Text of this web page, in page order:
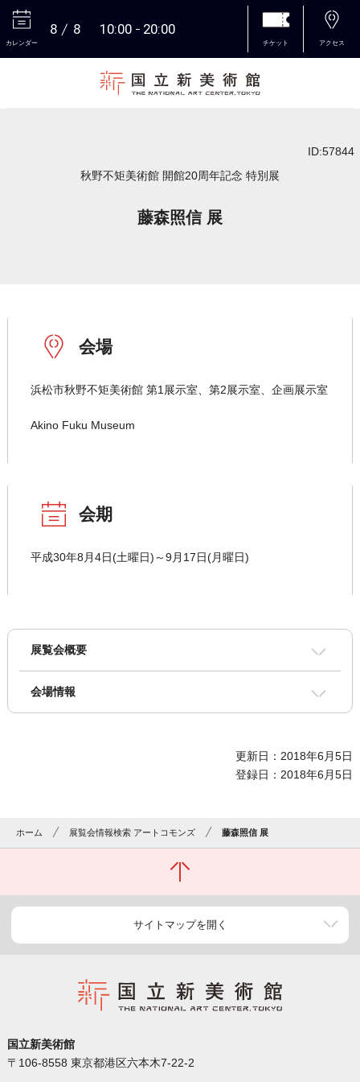
カレンダー
8 8 10:00 20:00
チケット アクセス
ID:57844
秋野不矩美術館 開館20周年記念 特別展
藤森照信 展
会場
浜松市秋野不矩美術館 第1展示室、第2展示室、企画展示室
Akino Fuku Museum
会期
平成30年8月4日(土曜日)～9月17日(月曜日)
展覧会概要
会場情報
更新日：2018年6月5日
登録日：2018年6月5日
ホーム 展覧会情報検索 アートコモンズ 藤森照信 展
サイトマップを開く
国立新美術館
〒106-8558 東京都港区六本木7-22-2